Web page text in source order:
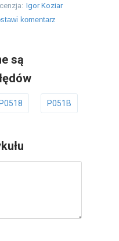
Igor Koziar
komentarz
są
P0518 P051B